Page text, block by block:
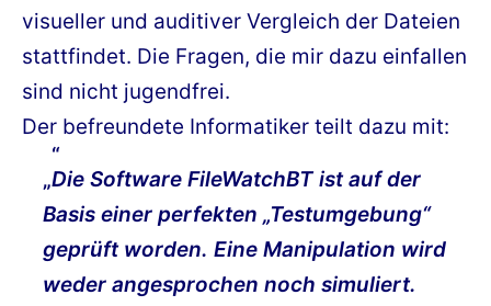
visueller und auditiver Vergleich der Dateien
stattfindet. Die Fragen, die mir dazu einfallen
sind nicht jugendfrei.
Der befreundete Informatiker teilt dazu mit:
„Die Software FileWatchBT ist auf der
Basis einer perfekten „Testumgebung“
geprüft worden. Eine Manipulation wird
weder angesprochen noch simuliert.